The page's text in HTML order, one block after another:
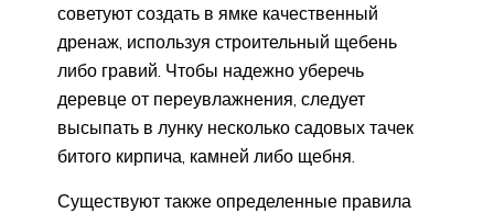
советуют создать в ямке качественный
дренаж, используя строительный щебень
либо гравий. Чтобы надежно уберечь
деревце от переувлажнения, следует
высыпать в лунку несколько садовых тачек
битого кирпича, камней либо щебня.
Существуют также определенные правила